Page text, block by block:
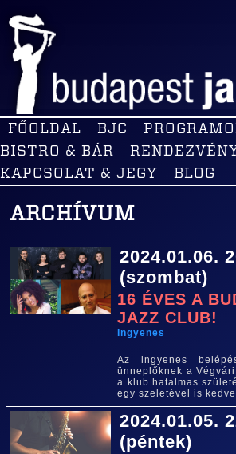
FŐOLDAL BJC
BISTRO & BÁR
KAPCSOLAT & JEGY
BLOG
ARCHÍVUM
2024.01.06.
(szombat)
16 ÉVES A
JAZZ CLUB!
Ingyenes
Az ingyenes
ünneplőknek a
a klub hatalmas
egy szeletével is
2024.01.05.
(péntek)